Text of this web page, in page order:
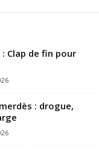
Clap de fin pour
: drogue,